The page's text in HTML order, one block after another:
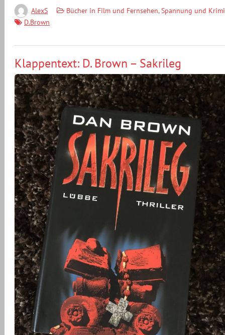
AlexS Bücher in Film und Fernsehen,Spannung und Krimi
D.Brown
Klappentext: D. Brown – Sakrileg